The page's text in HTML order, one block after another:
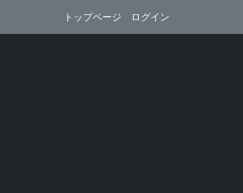
トップページ ログイン